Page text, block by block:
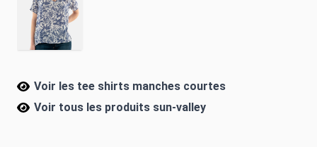
Voir les tee shirts manches courtes
Voir tous les produits sun-valley